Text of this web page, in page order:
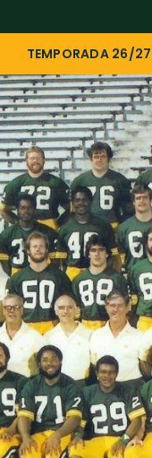
TEMPORADA 26/27